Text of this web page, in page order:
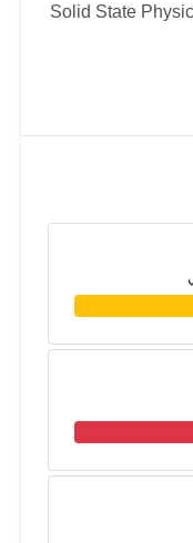
Solid State